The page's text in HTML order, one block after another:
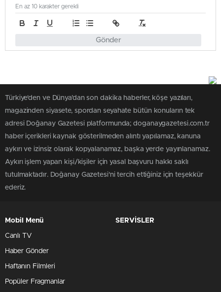
Gönder
En az 10 karakter gerekli
Türkiye'den ve Dünya’dan son dakika haberler, köşe yazıları,
magazinden siyasete, spordan seyahate bütün konuların tek
adresi Doğanay Gazetesi platformunda; doganaygazetesi.com.tr
haber içerikleri kaynak gösterilmeden alıntı yapılamaz, kanuna
aykırı ve izinsiz olarak kopyalanamaz, başka yerde yayınlanamaz.
Aykırı işlem yapan kişi/kişiler için yasal başvuru hakkı saklı
tutulmaktadır. Doğanay Gazetesi'ni tercih ettiğiniz için teşekkür
ederiz.
Mobil Menü
Canlı TV
Haber Gönder
Haftanın Filmleri
Popüler Fragmanlar
SERVİSLER